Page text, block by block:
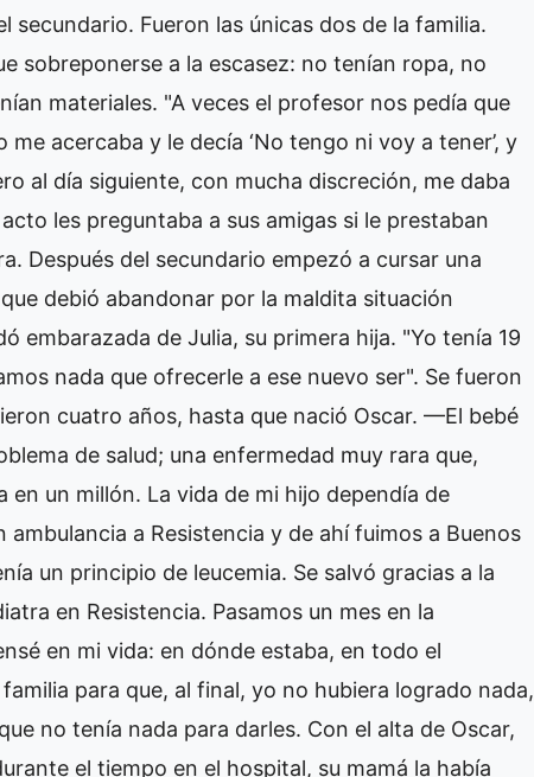
secundario. Fueron las únicas dos de la familia.
sobreponerse a la escasez: no tenían ropa, no
materiales. "A veces el profesor nos pedía que
acercaba y le decía ‘No tengo ni voy a tener’, y
al día siguiente, con mucha discreción, me daba
les preguntaba a sus amigas si le prestaban
Después del secundario empezó a cursar una
debió abandonar por la maldita situación
embarazada de Julia, su primera hija. "Yo tenía 19
nada que ofrecerle a ese nuevo ser". Se fueron
cuatro años, hasta que nació Oscar. —El bebé
de salud; una enfermedad muy rara que,
en un millón. La vida de mi hijo dependía de
a Resistencia y de ahí fuimos a Buenos
un principio de leucemia. Se salvó gracias a la
en Resistencia. Pasamos un mes en la
en mi vida: en dónde estaba, en todo el
para que, al final, yo no hubiera logrado nada,
no tenía nada para darles. Con el alta de Oscar,
el tiempo en el hospital, su mamá la había